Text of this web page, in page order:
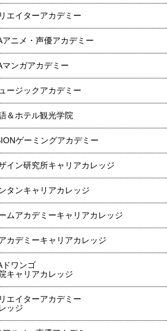
エイターアカデミー
アニメ・声優アカデミー
マンガアカデミー
ージックアカデミー
＆ホテル観光学院
ゲーミングアカデミー
イン研究所キャリアカレッジ
タンキャリアカレッジ
ムアカデミーキャリアカレッジ
カデミーキャリアカレッジ
ドワンゴ
キャリアカレッジ
エイターアカデミー
ッジ